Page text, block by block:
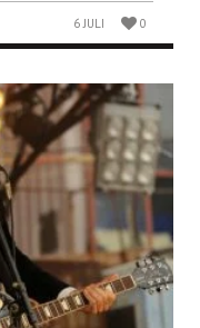
6 JULI 0